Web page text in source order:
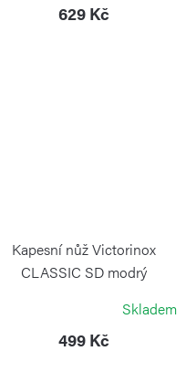
629 Kč
Kapesní nůž Victorinox
CLASSIC SD modrý
Skladem
499 Kč